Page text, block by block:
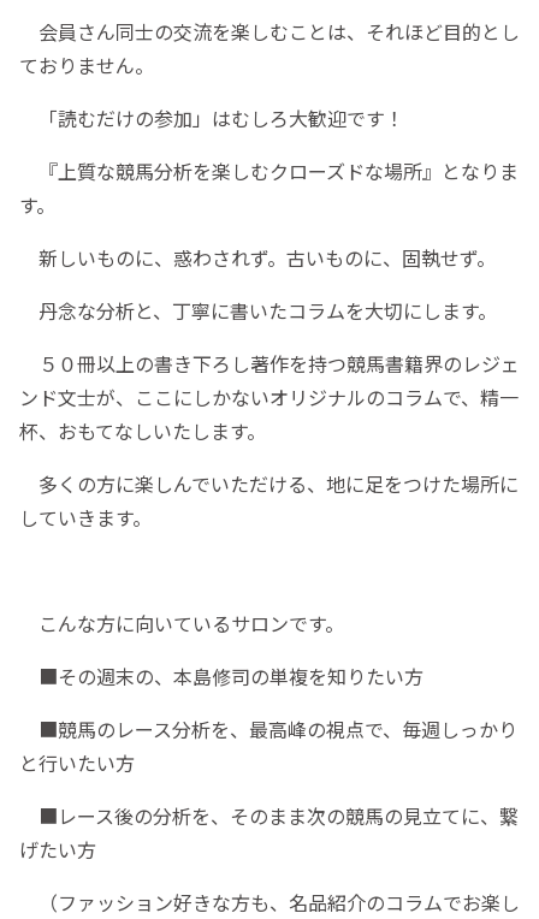
会員さん同士の交流を楽しむことは、それほど目的とし
ておりません。
「読むだけの参加」はむしろ大歓迎です！
『上質な競馬分析を楽しむクローズドな場所』となりま
す。
新しいものに、惑わされず。古いものに、固執せず。
丹念な分析と、丁寧に書いたコラムを大切にします。
５０冊以上の書き下ろし著作を持つ競馬書籍界のレジェ
ンド文士が、ここにしかないオリジナルのコラムで、精一
杯、おもてなしいたします。
多くの方に楽しんでいただける、地に足をつけた場所に
していきます。
こんな方に向いているサロンです。
■その週末の、本島修司の単複を知りたい方
■競馬のレース分析を、最高峰の視点で、毎週しっかり
と行いたい方
■レース後の分析を、そのまま次の競馬の見立てに、繋
げたい方
（ファッション好きな方も、名品紹介のコラムでお楽し